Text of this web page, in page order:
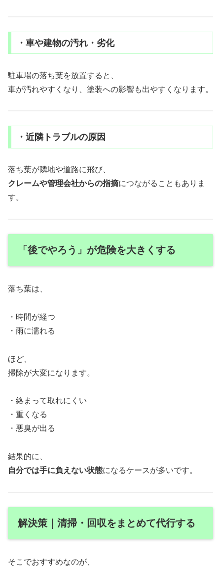
・車や建物の汚れ・劣化
駐車場の落ち葉を放置すると、
車が汚れやすくなり、塗装への影響も出やすくなります。
・近隣トラブルの原因
落ち葉が隣地や道路に飛び、
クレームや管理会社からの指摘につながることもありま
す。
「後でやろう」が危険を大きくする
落ち葉は、
・時間が経つ
・雨に濡れる
ほど、
掃除が大変になります。
・絡まって取れにくい
・重くなる
・悪臭が出る
結果的に、
自分では手に負えない状態になるケースが多いです。
解決策｜清掃・回収をまとめて代行する
そこでおすすめなのが、